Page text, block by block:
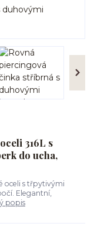
316L s
do ucha,
oceli s třpytivými
Elegantní,
popis